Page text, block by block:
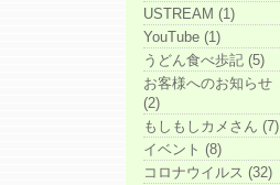
USTREAM (1)
YouTube (1)
うどん食べ歩記 (5)
お客様へのお知らせ
(2)
もしもしカメさん (7)
イベント (8)
コロナウイルス (32)